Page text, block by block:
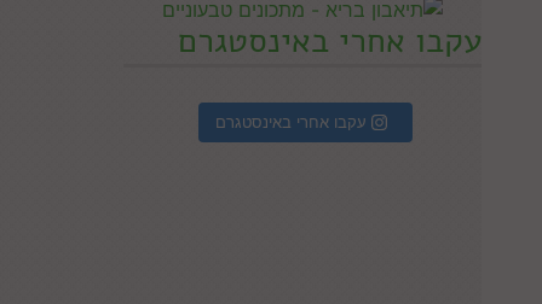
עקבו אחרי באינסטגרם
עקבו אחרי באינסטגרם